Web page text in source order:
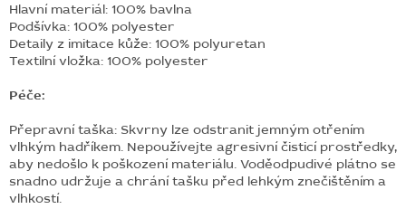
Hlavní materiál: 100% bavlna
Podšívka: 100% polyester
Detaily z imitace kůže: 100% polyuretan
Textilní vložka: 100% polyester
Péče:
Přepravní taška: Skvrny lze odstranit jemným otřením
vlhkým hadříkem. Nepoužívejte agresivní čisticí prostředky,
aby nedošlo k poškození materiálu. Voděodpudivé plátno se
snadno udržuje a chrání tašku před lehkým znečištěním a
vlhkostí.